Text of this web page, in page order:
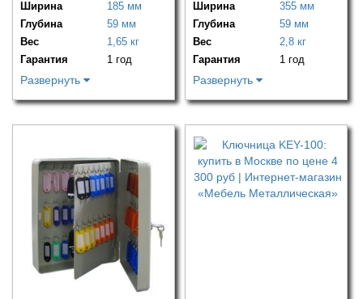
Ширина
185 мм
Глубина
59 мм
Вес
1,65 кг
Гарантия
1 год
Развернуть
Ширина
355 мм
Глубина
59 мм
Вес
2,8 кг
Гарантия
1 год
Развернуть